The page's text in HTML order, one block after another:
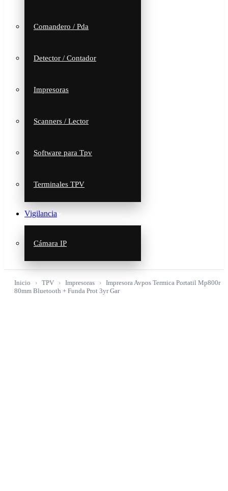
Comandero / Pda
Detector / Contador
Impresoras
Scanners / Lector
Software para Tpv
Terminales TPV
Vigilancia
Cámara IP
Inicio TPV Impresoras
Impresora Avpos Termica Portatil Mp800r
80mm Bluetooth + Funda Prot 3yr Gar